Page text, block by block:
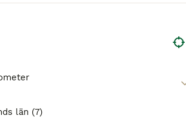
län (7)
inte längre tillgänglig.
dig till sökresultat med liknande